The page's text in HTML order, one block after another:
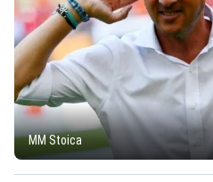
MM Stoica